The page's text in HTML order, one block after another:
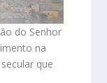
do Senhor
na
que